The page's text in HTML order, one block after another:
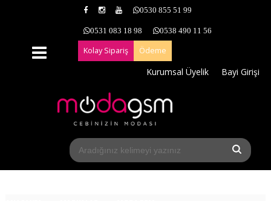
0530 855 51 99
0531 083 18 98 0538 490 11 56
Kolay Sipariş Ödeme
Kurumsal Üyelik Bayi Girişi